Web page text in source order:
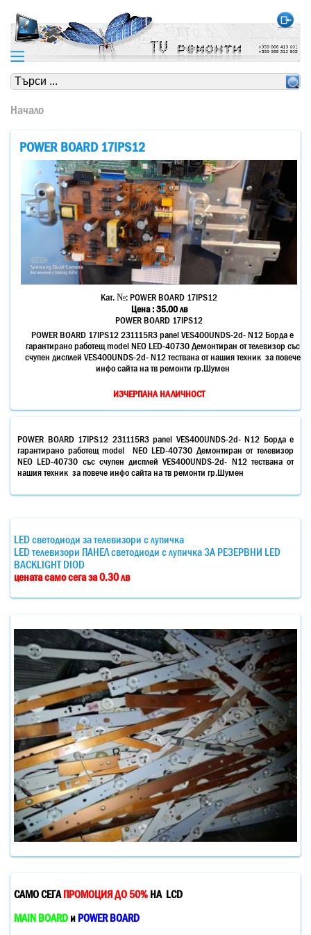
https://www.high-endrolex.com/24
Начало
POWER BOARD 17IPS12
Кат. №:POWER BOARD 17IPS12
Цена :35.00 лв
POWER BOARD 17IPS12
POWER BOARD 17IPS12 231115R3 panel VES400UNDS-2d- N12 Борда е
гарантирано работещ model NEO LED-40730 Демонтиран от телевизор със
счупен дисплей VES400UNDS-2d- N12 тествана от нашия техник за повече
инфо сайта на тв ремонти гр.Шумен
ИЗЧЕРПАНА НАЛИЧНОСТ
POWER BOARD 17IPS12 231115R3 panel VES400UNDS-2d- N12 Борда е
гарантирано работещ model NEO LED-40730 Демонтиран от телевизор
NEO LED-40730 със счупен дисплей VES400UNDS-2d- N12 тествана от
нашия техник за повече инфо сайта на тв ремонти гр.Шумен
LED светодиоди за телевизори с лупичка
LED телевизори ПАНЕЛ светодиоди с лупичка ЗА РЕЗЕРВНИ LED
BACKLIGHT DIOD
цената само сега за 0.30 лв
САМО СЕГАПРОМОЦИЯ ДО 50% НА LCD
MAIN BOARD и POWER BOARD